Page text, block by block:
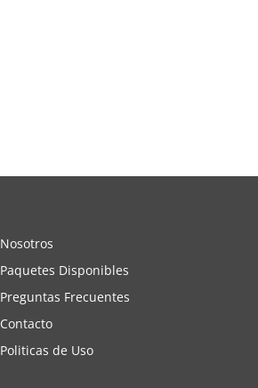
Nosotros
Paquetes Disponibles
Preguntas Frecuentes
Contacto
Politicas de Uso